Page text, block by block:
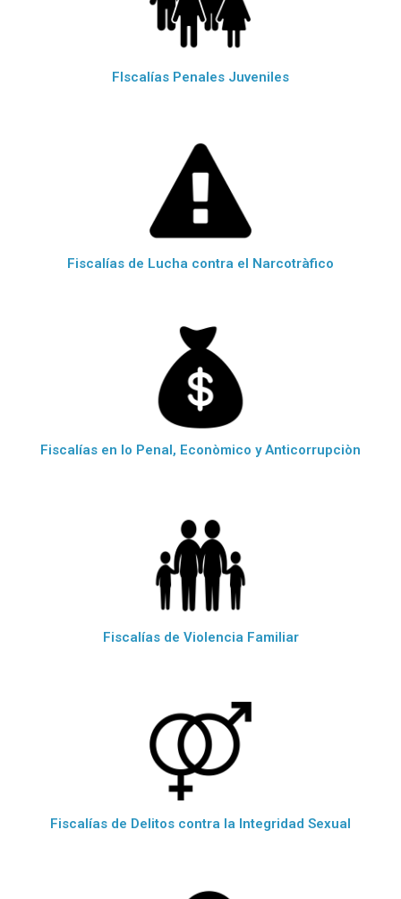
FIscalías Penales Juveniles
Fiscalías de Lucha contra el Narcotràfico
Fiscalías en lo Penal, Econòmico y Anticorrupciòn
Fiscalías de Violencia Familiar
Fiscalías de Delitos contra la Integridad Sexual